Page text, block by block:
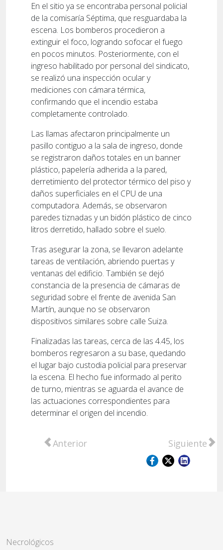
En el sitio ya se encontraba personal policial
de la comisaría Séptima, que resguardaba la
escena. Los bomberos procedieron a
extinguir el foco, logrando sofocar el fuego
en pocos minutos. Posteriormente, con el
ingreso habilitado por personal del sindicato,
se realizó una inspección ocular y
mediciones con cámara térmica,
confirmando que el incendio estaba
completamente controlado.
Las llamas afectaron principalmente un
pasillo contiguo a la sala de ingreso, donde
se registraron daños totales en un banner
plástico, papelería adherida a la pared,
derretimiento del protector térmico del piso y
daños superficiales en el CPU de una
computadora. Además, se observaron
paredes tiznadas y un bidón plástico de cinco
litros derretido, hallado sobre el suelo.
Tras asegurar la zona, se llevaron adelante
tareas de ventilación, abriendo puertas y
ventanas del edificio. También se dejó
constancia de la presencia de cámaras de
seguridad sobre el frente de avenida San
Martín, aunque no se observaron
dispositivos similares sobre calle Suiza.
Finalizadas las tareas, cerca de las 4.45, los
bomberos regresaron a su base, quedando
el lugar bajo custodia policial para preservar
la escena. El hecho fue informado al perito
de turno, mientras se aguarda el avance de
las actuaciones correspondientes para
determinar el origen del incendio.
Artículo anterior: Renovación de
Anterior Artículo
Siguiente
Necrológicos